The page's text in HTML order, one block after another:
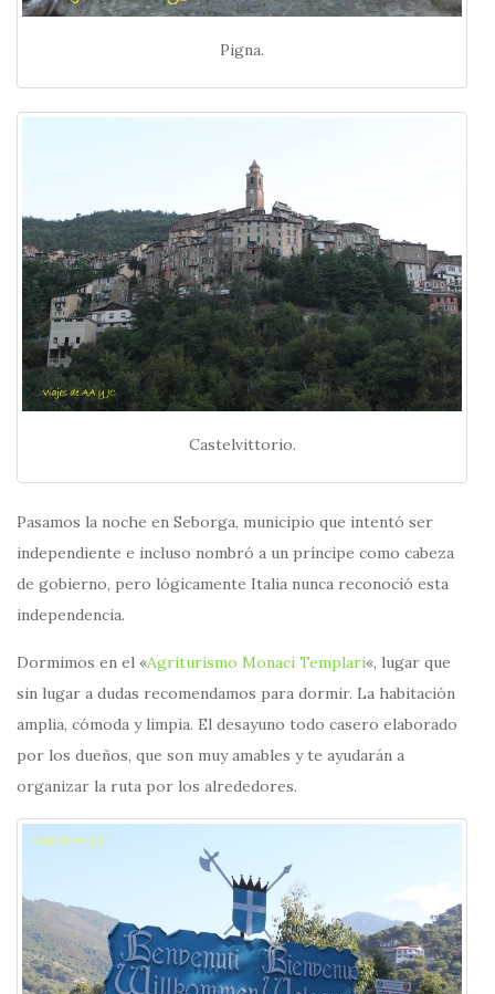
Pigna.
Castelvittorio.
Pasamos la noche en Seborga, municipio que intentó ser
independiente e incluso nombró a un príncipe como cabeza
de gobierno, pero lógicamente Italia nunca reconoció esta
independencia.
Dormimos en el «Agriturismo Monaci Templari«, lugar que
sin lugar a dudas recomendamos para dormir. La habitación
amplia, cómoda y limpia. El desayuno todo casero elaborado
por los dueños, que son muy amables y te ayudarán a
organizar la ruta por los alrededores.